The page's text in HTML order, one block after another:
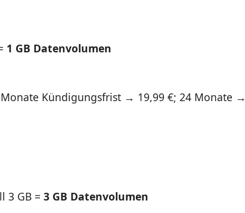
1 GB Datenvolumen
Kündigungsfrist → 19,99 €; 24 Monate →
3 GB = 3 GB Datenvolumen